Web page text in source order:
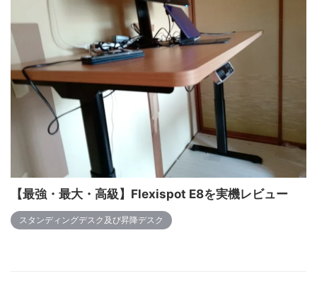
【最強・最大・高級】Flexispot E8を実機レビュー
スタンディングデスク及び昇降デスク